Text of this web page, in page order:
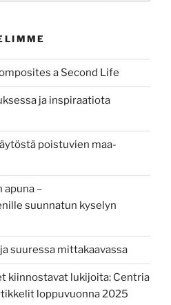
a Second Life
ja inspiraatiota
poistuvien maa-
apuna –
suunnatun kyselyn
suuressa mittakaavassa
kiinnostavat lukijoita: Centria
loppuvuonna 2025